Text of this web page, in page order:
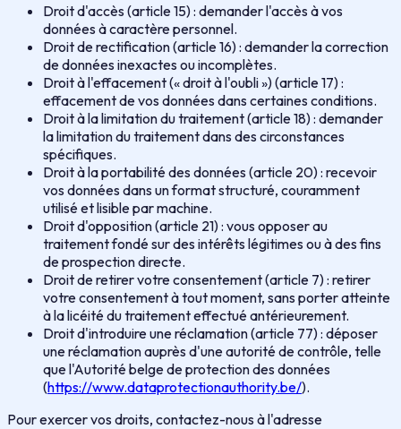
Droit d'accès (article 15) : demander l'accès à vos
données à caractère personnel.
Droit de rectification (article 16) : demander la correction
de données inexactes ou incomplètes.
Droit à l'effacement (« droit à l'oubli ») (article 17) :
effacement de vos données dans certaines conditions.
Droit à la limitation du traitement (article 18) : demander
la limitation du traitement dans des circonstances
spécifiques.
Droit à la portabilité des données (article 20) : recevoir
vos données dans un format structuré, couramment
utilisé et lisible par machine.
Droit d'opposition (article 21) : vous opposer au
traitement fondé sur des intérêts légitimes ou à des fins
de prospection directe.
Droit de retirer votre consentement (article 7) : retirer
votre consentement à tout moment, sans porter atteinte
à la licéité du traitement effectué antérieurement.
Droit d'introduire une réclamation (article 77) : déposer
une réclamation auprès d'une autorité de contrôle, telle
que l'Autorité belge de protection des données
(https://www.dataprotectionauthority.be/).
Pour exercer vos droits, contactez-nous à l'adresse